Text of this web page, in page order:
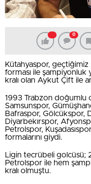
0
Kütahyaspor,
forması ile şampiyonluk
kralı olan Aykut Çift ile
1993 Trabzon doğumlu
Samsunspor,
Bafraspor, Gölcükspor,
Diyarbekırspor,
Petrolspor,
formalarını giydi.
Ligin tecrübeli golcüsü;
Petrolspor ile hem
kralı olmuştu.